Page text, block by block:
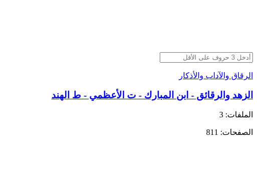
الرقاق والآداب والأذكار
الزهد والرقائق - ابن المبارك - ت الأعظمي - ط الهند
الملفات: 3
الصفحات: 811